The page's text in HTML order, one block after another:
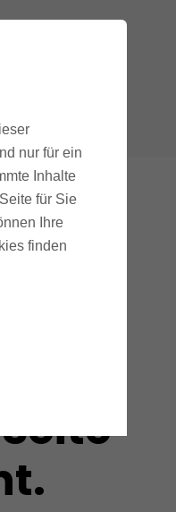
nur für ein
Inhalte
für Sie
Ihre
finden